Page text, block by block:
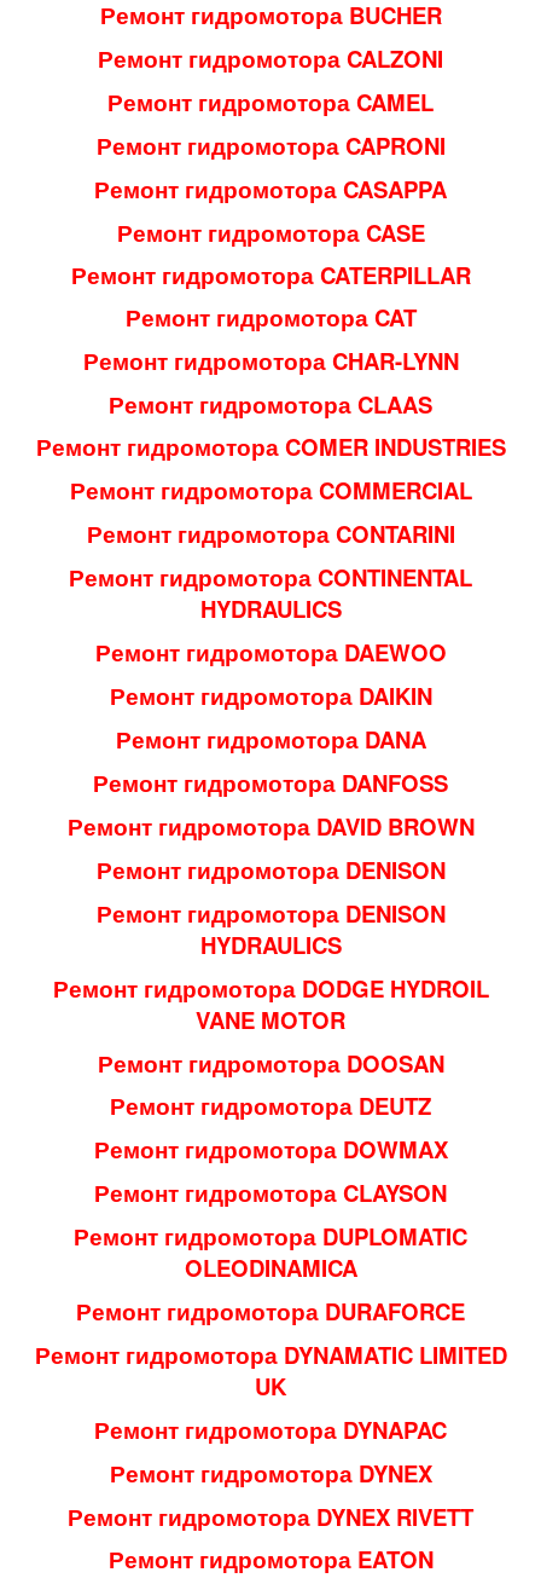
Ремонт гидромотора BUCHER
Ремонт гидромотора CALZONI
Ремонт гидромотора CAMEL
Ремонт гидромотора CAPRONI
Ремонт гидромотора CASAPPA
Ремонт гидромотора CASE
Ремонт гидромотора CATERPILLAR
Ремонт гидромотора CAT
Ремонт гидромотора CHAR-LYNN
Ремонт гидромотора CLAAS
Ремонт гидромотора COMER INDUSTRIES
Ремонт гидромотора COMMERCIAL
Ремонт гидромотора CONTARINI
Ремонт гидромотора CONTINENTAL
HYDRAULICS
Ремонт гидромотора DAEWOO
Ремонт гидромотора DAIKIN
Ремонт гидромотора DANA
Ремонт гидромотора DANFOSS
Ремонт гидромотора DAVID BROWN
Ремонт гидромотора DENISON
Ремонт гидромотора DENISON
HYDRAULICS
Ремонт гидромотора DODGE HYDROIL
VANE MOTOR
Ремонт гидромотора DOOSAN
Ремонт гидромотора DEUTZ
Ремонт гидромотора DOWMAX
Ремонт гидромотора CLAYSON
Ремонт гидромотора DUPLOMATIC
OLEODINAMICA
Ремонт гидромотора DURAFORCE
Ремонт гидромотора DYNAMATIC LIMITED
UK
Ремонт гидромотора DYNAPAC
Ремонт гидромотора DYNEX
Ремонт гидромотора DYNEX RIVETT
Ремонт гидромотора EATON